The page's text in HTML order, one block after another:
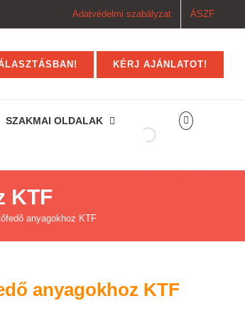
Adatvédelmi szabályzat ÁSZF
KÉRJ AJÁNLATOT!
SZAKMAI OLDALAK
KTF
anyagokhoz KTF
anyagokhoz KTF